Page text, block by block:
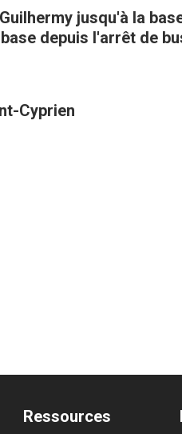
jusqu'à la
depuis l'arrêt de
Cyprien
Ressources